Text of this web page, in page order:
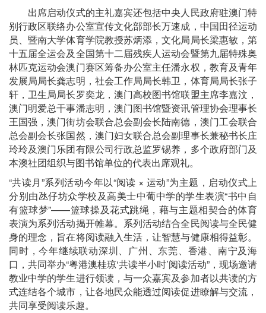
出席启动仪式的主礼嘉宾还包括中央人民政府驻澳门特
别行政区联络办公室宣传文化部部长万速成，中国田径运动
员、暨南大学体育学院教授苏炳添，文化局局长梁惠敏，第
十五届全运会及全国第十二届残疾人运动会暨第九届特殊奥
林匹克运动会澳门赛区筹备办公室主任潘永权，教育及青年
发展局局长龚志明，社会工作局局长韩卫，体育局局长张子
轩，卫生局局长罗奕龙，澳门高校图书馆联盟主席李嘉汶，
澳门明爱总干事潘志明，澳门图书馆暨资讯管理协会理事长
王国强，澳门街坊会联合总会副会长陆南德，澳门工会联合
总会副会长张国然，澳门妇女联合总会副理事长兼秘书长庄
玲玲及澳门乐团有限公司行政总监罗锡养，多个政府部门及
本澳社团组织与图书馆单位的代表出席观礼。
“共读月”系列活动今年以“阅读 × 运动”为主题，启动仪式上
分别由氹仔坊众学校及高美士中葡中学的学生表演“书中自
有篮球梦”——篮球操及花式跳绳，藉与主题相契合的体育
表演为系列活动揭开帷幕。系列活动结合全民阅读与全民健
身的理念，旨在将阅读融入生活，让智慧与健康相得益彰。
同时，今年继续联动深圳、广州、东莞、香港、南宁及海
口，共同举办“粤港澳桂琼‘共读半小时’阅读活动”，现场邀请
教业中学的学生进行领读，与一众嘉宾及参加者以共读的方
式连结各个城市，让各地民众能透过阅读促进瞭解与交流，
共同享受阅读乐趣。